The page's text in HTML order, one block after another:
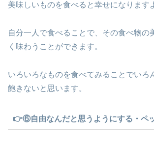
美味しいものを食べると幸せになります
自分一人で食べることで、その食べ物の
く味わうことができます。
いろいろなものを食べてみることでいろ
飽きないと思います。
👉⑥自由なんだと思うようにする・ペ